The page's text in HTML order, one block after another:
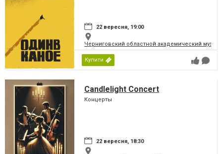
22 вересня, 19:00
Черниговский областной академический
Купити
Candlelight Concert
Концерты
22 вересня, 18:30